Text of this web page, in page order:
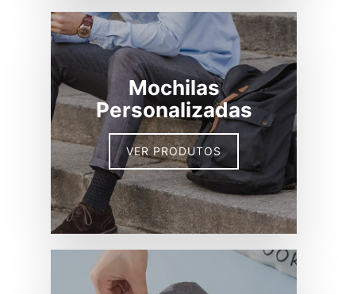
Mochilas
Personalizadas
VER PRODUTOS